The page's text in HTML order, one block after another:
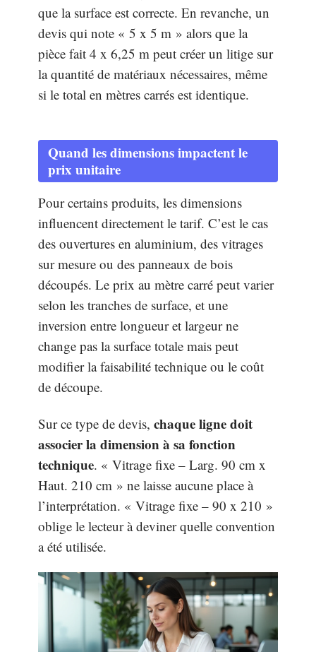
que la surface est correcte. En revanche, un
devis qui note « 5 x 5 m » alors que la
pièce fait 4 x 6,25 m peut créer un litige sur
la quantité de matériaux nécessaires, même
si le total en mètres carrés est identique.
Quand les dimensions impactent le
prix unitaire
Pour certains produits, les dimensions
influencent directement le tarif. C’est le cas
des ouvertures en aluminium, des vitrages
sur mesure ou des panneaux de bois
découpés. Le prix au mètre carré peut varier
selon les tranches de surface, et une
inversion entre longueur et largeur ne
change pas la surface totale mais peut
modifier la faisabilité technique ou le coût
de découpe.
Sur ce type de devis, chaque ligne doit
associer la dimension à sa fonction
technique. « Vitrage fixe – Larg. 90 cm x
Haut. 210 cm » ne laisse aucune place à
l’interprétation. « Vitrage fixe – 90 x 210 »
oblige le lecteur à deviner quelle convention
a été utilisée.